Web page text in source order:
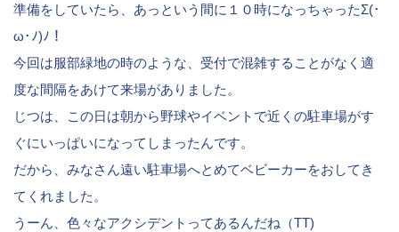
準備をしていたら、あっという間に１０時になっちゃったΣ(･
ω･ﾉ)ﾉ！
今回は服部緑地の時のような、受付で混雑することがなく適
度な間隔をあけて来場がありました。
じつは、この日は朝から野球やイベントで近くの駐車場がす
ぐにいっぱいになってしまったんです。
だから、みなさん遠い駐車場へとめてベビーカーをおしてき
てくれました。
うーん、色々なアクシデントってあるんだね（TT)